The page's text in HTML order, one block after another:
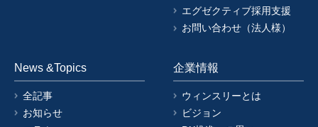
エグゼクティブ採用支援
お問い合わせ（法人様）
News &Topics
全記事
お知らせ
企業情報
ウィンスリーとは
ビジョン